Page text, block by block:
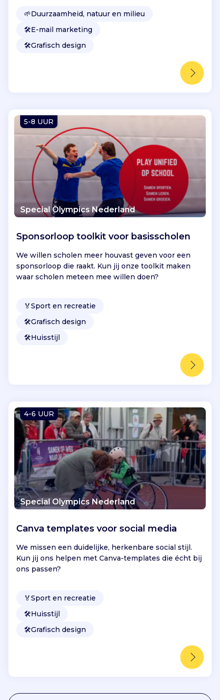
🌱Duurzaamheid, natuur en milieu
🛠️E-mail marketing
🛠️Grafisch design
5-8 UUR
Special Olympics Nederland
Sponsorloop toolkit voor basisscholen
We willen scholen meer houvast geven voor een
sponsorloop die raakt. Kun jij onze toolkit maken
waar scholen meteen mee willen doen?
🏅Sport en recreatie
🛠️Grafisch design
🛠️Huisstijl
4-6 UUR
Special Olympics Nederland
Canva templates voor social media
We missen een duidelijke, herkenbare social stijl.
Kun jij ons helpen met Canva-templates die écht bij
ons passen?
🏅Sport en recreatie
🛠️Huisstijl
🛠️Grafisch design